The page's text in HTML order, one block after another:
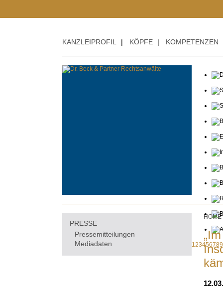
KANZLEIPROFIL | KÖPFE | KOMPETENZEN
123456789
PRESSE
Pressemitteilungen
Mediadaten
HOME